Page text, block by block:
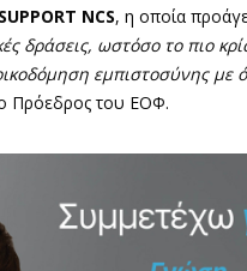
SUPPORT NCS, η οποία
δράσεις, ωστόσο το πιο
εμπιστοσύνης με
Πρόεδρος του ΕΟΦ.